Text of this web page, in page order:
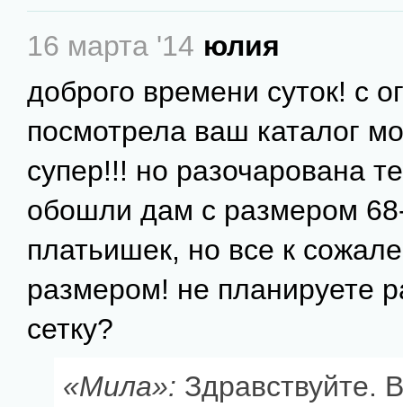
16 марта '14 юлия
доброго времени суток! с
посмотрела ваш каталог
супер!!! но разочарована
обошли дам с размером
платьишек, но все к
размером! не планируете
сетку?
«Мила»: Здравствуйте.